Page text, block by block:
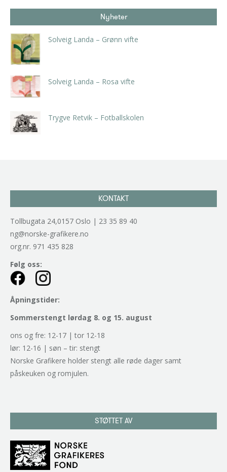
Nyheter
Solveig Landa – Grønn vifte
Solveig Landa – Rosa vifte
Trygve Retvik – Fotballskolen
KONTAKT
Tollbugata 24,0157 Oslo | 23 35 89 40
ng@norske-grafikere.no
org.nr. 971 435 828
Følg oss:
Åpningstider:
Sommerstengt lørdag 8. og 15. august
ons og fre: 12-17 | tor 12-18
lør: 12-16 | søn – tir: stengt
Norske Grafikere holder stengt alle røde dager samt
påskeuken og romjulen.
STØTTET AV